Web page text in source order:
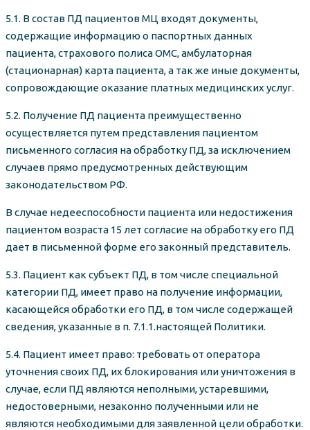
5.1. В состав ПД пациентов МЦ входят документы,
содержащие информацию о паспортных данных
пациента, страхового полиса ОМС, амбулаторная
(стационарная) карта пациента, а так же иные документы,
сопровождающие оказание платных медицинских услуг.
5.2. Получение ПД пациента преимущественно
осуществляется путем представления пациентом
письменного согласия на обработку ПД, за исключением
случаев прямо предусмотренных действующим
законодательством РФ.
В случае недееспособности пациента или недостижения
пациентом возраста 15 лет согласие на обработку его ПД
дает в письменной форме его законный представитель.
5.3. Пациент как субъект ПД, в том числе специальной
категории ПД, имеет право на получение информации,
касающейся обработки его ПД, в том числе содержащей
сведения, указанные в п. 7.1.1.настоящей Политики.
5.4. Пациент имеет право: требовать от оператора
уточнения своих ПД, их блокирования или уничтожения в
случае, если ПД являются неполными, устаревшими,
недостоверными, незаконно полученными или не
являются необходимыми для заявленной цели обработки.